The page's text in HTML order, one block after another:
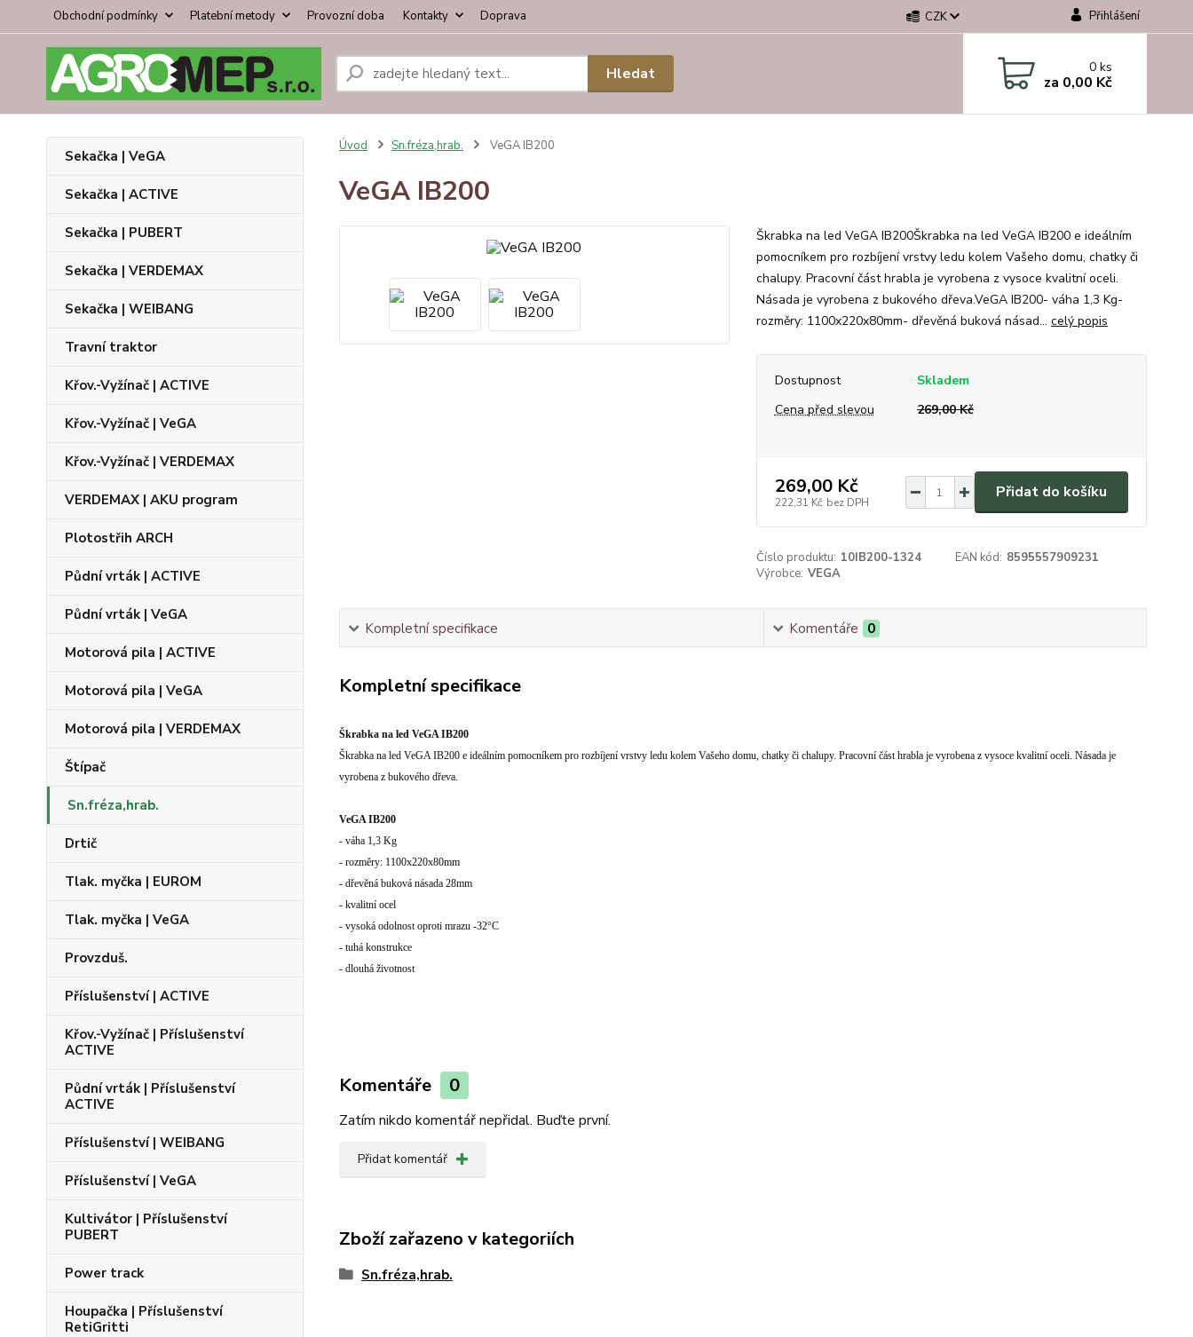
Obchodní podmínky Platební metody Provozní doba Kontakty Doprava CZK Přihlášení
Hledat 0ks
za 0,00 Kč
Sekačka | VeGA
Sekačka | ACTIVE
Sekačka | PUBERT
Sekačka | VERDEMAX
Sekačka | WEIBANG
Travní traktor
Křov.-Vyžínač | ACTIVE
Křov.-Vyžínač | VeGA
Křov.-Vyžínač | VERDEMAX
VERDEMAX | AKU program
Plotostřih ARCH
Půdní vrták | ACTIVE
Půdní vrták | VeGA
Motorová pila | ACTIVE
Motorová pila | VeGA
Motorová pila | VERDEMAX
Štípač
Sn.fréza,hrab.
Drtič
Tlak. myčka | EUROM
Tlak. myčka | VeGA
Provzduš.
Příslušenství | ACTIVE
Křov.-Vyžínač | Příslušenství
ACTIVE
Půdní vrták | Příslušenství
ACTIVE
Příslušenství | WEIBANG
Příslušenství | VeGA
Kultivátor | Příslušenství
PUBERT
Power track
Houpačka | Příslušenství
RetiGritti
Úvod Sn.fréza,hrab. VeGA IB200
VeGA IB200
Škrabka na led VeGA IB200Škrabka na led VeGA IB200 e ideálním
pomocníkem pro rozbíjení vrstvy ledu kolem Vašeho domu, chatky či
chalupy. Pracovní část hrabla je vyrobena z vysoce kvalitní oceli.
Násada je vyrobena z bukového dřeva.VeGA IB200- váha 1,3 Kg-
rozměry: 1100x220x80mm- dřevěná buková násad... celý popis
Dostupnost
Skladem
Cena před slevou
269,00 Kč
269,00 Kč
222,31 Kč bez DPH
Přidat do košíku
Číslo produktu: 10IB200-1324 EAN kód: 8595557909231
Výrobce: VEGA
Kompletní specifikace Komentáře 0
Kompletní specifikace
Škrabka na led VeGA IB200
Škrabka na led VeGA IB200 e ideálním pomocníkem pro rozbíjení vrstvy ledu kolem Vašeho domu, chatky či chalupy. Pracovní část hrabla je vyrobena z vysoce kvalitní oceli. Násada je
vyrobena z bukového dřeva.
VeGA IB200
- váha 1,3 Kg
- rozměry: 1100x220x80mm
- dřevěná buková násada 28mm
- kvalitní ocel
- vysoká odolnost oproti mrazu -32°C
- tuhá konstrukce
- dlouhá životnost
Komentáře 0
Zatím nikdo komentář nepřidal. Buďte první.
Přidat komentář
Zboží zařazeno v kategoriích
Sn.fréza,hrab.